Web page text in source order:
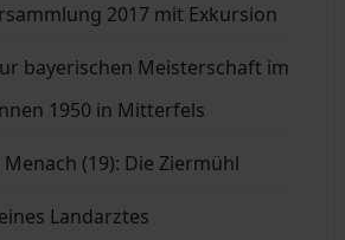
2017 mit Exkursion
bayerischen Meisterschaft im
1950 in Mitterfels
(19): Die Ziermühl
Landarztes